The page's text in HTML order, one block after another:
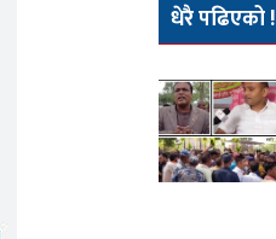
धेरै पढिएको !